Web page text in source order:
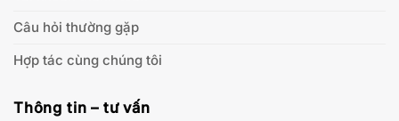
Câu hỏi thường gặp
Hợp tác cùng chúng tôi
Thông tin – tư vấn